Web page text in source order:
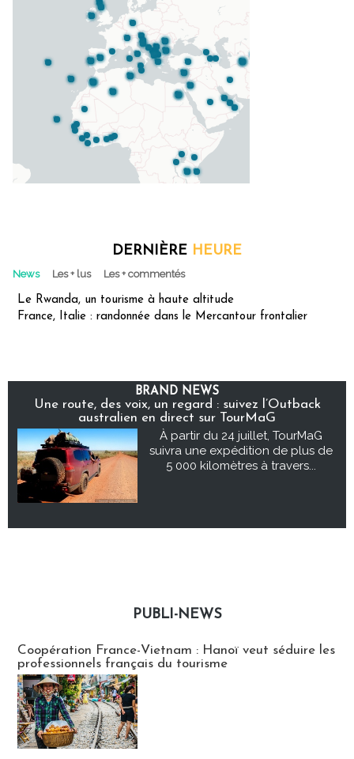
DERNIÈRE HEURE
News Les + lus Les + commentés
Le Rwanda, un tourisme à haute altitude
France, Italie : randonnée dans le Mercantour frontalier
BRAND NEWS
Une route, des voix, un regard : suivez l’Outback
australien en direct sur TourMaG
À partir du 24 juillet, TourMaG
suivra une expédition de plus de
5 000 kilomètres à travers...
PUBLI-NEWS
Coopération France-Vietnam : Hanoï veut séduire les
professionnels français du tourisme